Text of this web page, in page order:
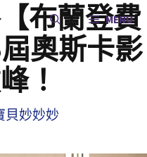
MENU
布蘭登費
奧斯卡影
！
貝妙妙妙